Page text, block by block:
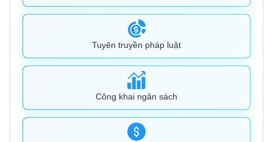
Tuyên truyền pháp luật
Công khai ngân sách